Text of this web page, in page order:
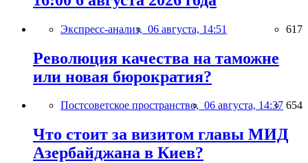
Экспресс-анализ, 06 августа, 14:51 617
Революция качества на таможне
или новая бюрократия?
Постсоветское пространство, 06 августа, 14:37 654
Что стоит за визитом главы МИД
Азербайджана в Киев?